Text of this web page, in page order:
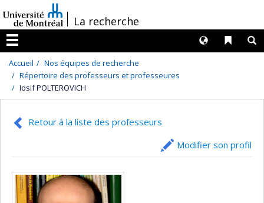
au
contenu
/La recherche
Menu
Liens
Langues
Accueil
Nos équipes de recherche
Répertoire des professeurs et professeures
Iosif POLTEROVICH
Retour à la liste des professeurs
Modifier son profil